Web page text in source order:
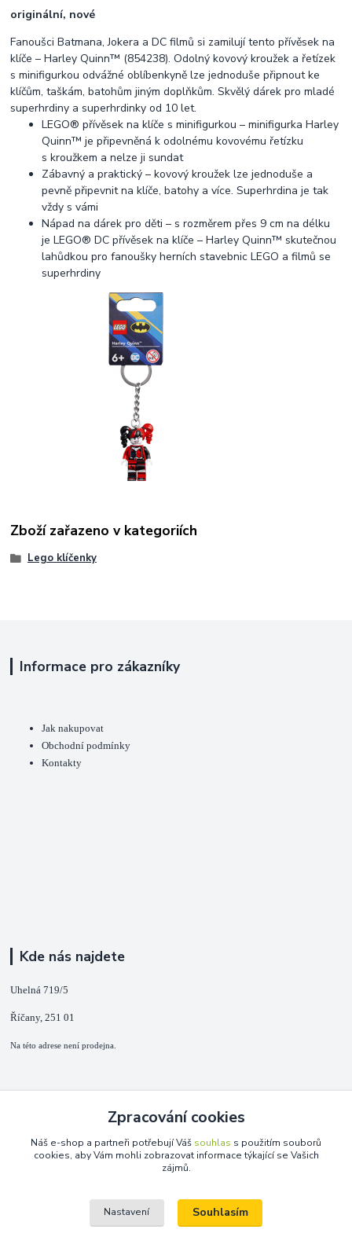
originální, nové
Fanoušci Batmana, Jokera a DC filmů si zamilují tento přívěsek na
klíče – Harley Quinn™ (854238). Odolný kovový kroužek a řetízek
s minifigurkou odvážné oblíbenkyně lze jednoduše připnout ke
klíčům, taškám, batohům jiným doplňkům. Skvělý dárek pro mladé
superhrdiny a superhrdinky od 10 let.
LEGO® přívěsek na klíče s minifigurkou – minifigurka Harley
Quinn™ je připevněná k odolnému kovovému řetízku
s kroužkem a nelze ji sundat
Zábavný a praktický – kovový kroužek lze jednoduše a
pevně připevnit na klíče, batohy a více. Superhrdina je tak
vždy s vámi
Nápad na dárek pro děti – s rozměrem přes 9 cm na délku
je LEGO® DC přívěsek na klíče – Harley Quinn™ skutečnou
lahůdkou pro fanoušky herních stavebnic LEGO a filmů se
superhrdiny
Zboží zařazeno v kategoriích
Lego klíčenky
Informace pro zákazníky
Jak nakupovat
Obchodní podmínky
Kontakty
Kde nás najdete
Uhelná 719/5
Říčany, 251 01
Na této adrese není prodejna.
+420 725 889 873
(Po-Ne, 9-18 hod.)
Zpracování cookies
Náš e-shop a partneři potřebují Váš souhlas s použitím souborů
cookies, aby Vám mohli zobrazovat informace týkající se Vašich
zájmů.
Nastavení Souhlasím